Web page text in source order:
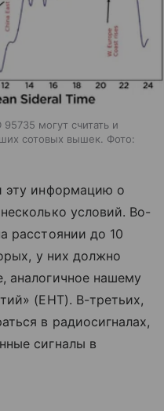
могут считать и
сотовых вышек. Фото:
эту информацию о
условий. Во-
расстоянии до 10
у них должно
аналогичное нашему
(EHT). В-третьих,
в радиосигналах,
сигналы в